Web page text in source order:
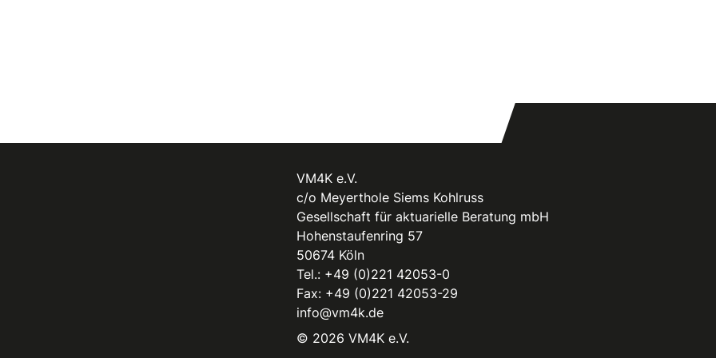
VM4K e.V.
c/o Meyerthole Siems Kohlruss
Gesellschaft für aktuarielle Beratung mbH
Hohenstaufenring 57
50674 Köln
Tel.: +49 (0)221 42053-0
Fax: +49 (0)221 42053-29
info@vm4k.de
© 2026 VM4K e.V.